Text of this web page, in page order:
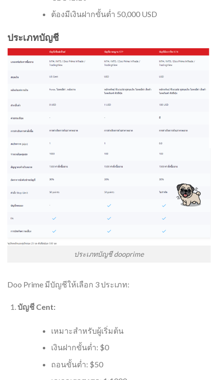
ต้องมีเงินฝากขั้นต่ำ 50,000 USD
ประเภทบัญชี
ประเภทบัญชี dooprime
Doo Prime มีบัญชีให้เลือก 3 ประเภท:
บัญชี Cent:
เหมาะสำหรับผู้เริ่มต้น
เงินฝากขั้นต่ำ: $0
ถอนขั้นต่ำ: $50